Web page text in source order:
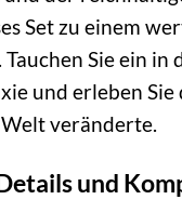
Set zu einem
Sie ein in
und erleben Sie
veränderte.
und